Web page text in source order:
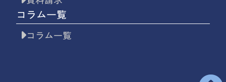
コラム一覧
コラム一覧